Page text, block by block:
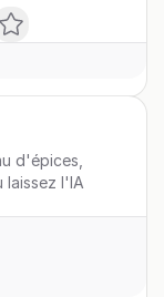
d'épices,
laissez l'IA